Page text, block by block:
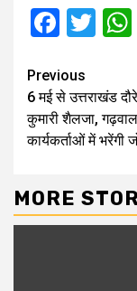
Continue
Reading
Previous
6 मई से उत्तराखंड
कुमारी शैलजा,
कार्यकर्ताओं में भरेंगी
MORE